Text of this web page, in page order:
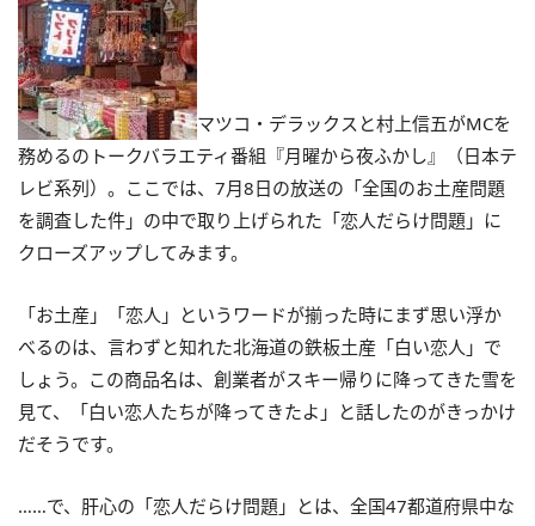
マツコ・デラックスと村上信五がMCを
務めるのトークバラエティ番組『月曜から夜ふかし』（日本テ
レビ系列）。ここでは、7月8日の放送の「全国のお土産問題
を調査した件」の中で取り上げられた「恋人だらけ問題」に
クローズアップしてみます。
「お土産」「恋人」というワードが揃った時にまず思い浮か
べるのは、言わずと知れた北海道の鉄板土産「白い恋人」で
しょう。この商品名は、創業者がスキー帰りに降ってきた雪を
見て、「白い恋人たちが降ってきたよ」と話したのがきっかけ
だそうです。
……で、肝心の「恋人だらけ問題」とは、全国47都道府県中な